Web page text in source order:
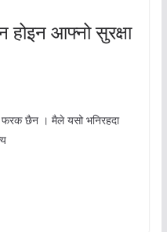
होइन आफ्नो सुरक्षा
फरक छैन । मैले यसो भनिरहदा